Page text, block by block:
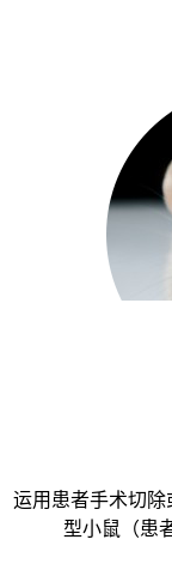
运用患者手术切
型小鼠（患